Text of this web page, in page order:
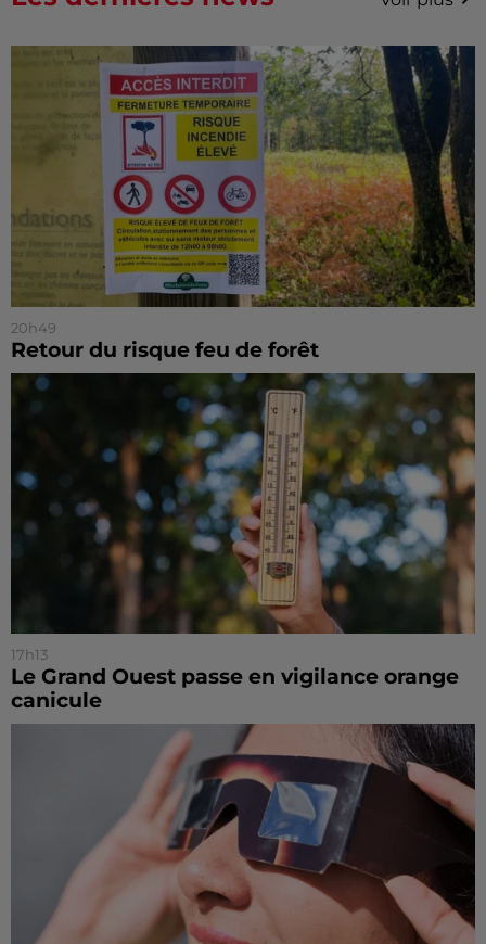
20h49
Retour du risque feu de forêt
17h13
Le Grand Ouest passe en vigilance orange
canicule